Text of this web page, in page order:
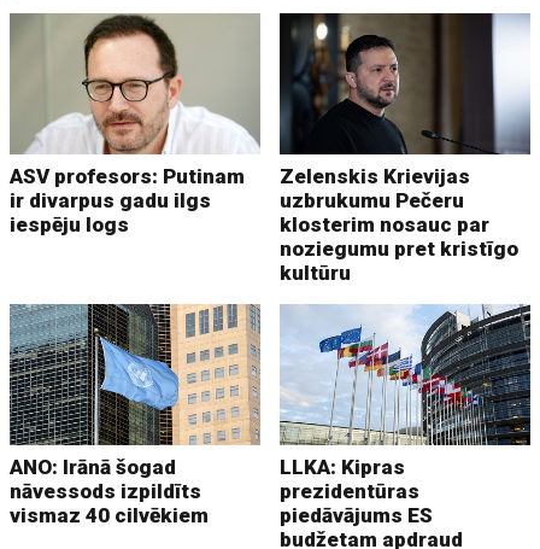
ASV profesors: Putinam
ir divarpus gadu ilgs
iespēju logs
Zelenskis Krievijas
uzbrukumu Pečeru
klosterim nosauc par
noziegumu pret kristīgo
kultūru
ANO: Irānā šogad
nāvessods izpildīts
vismaz 40 cilvēkiem
LLKA: Kipras
prezidentūras
piedāvājums ES
budžetam apdraud